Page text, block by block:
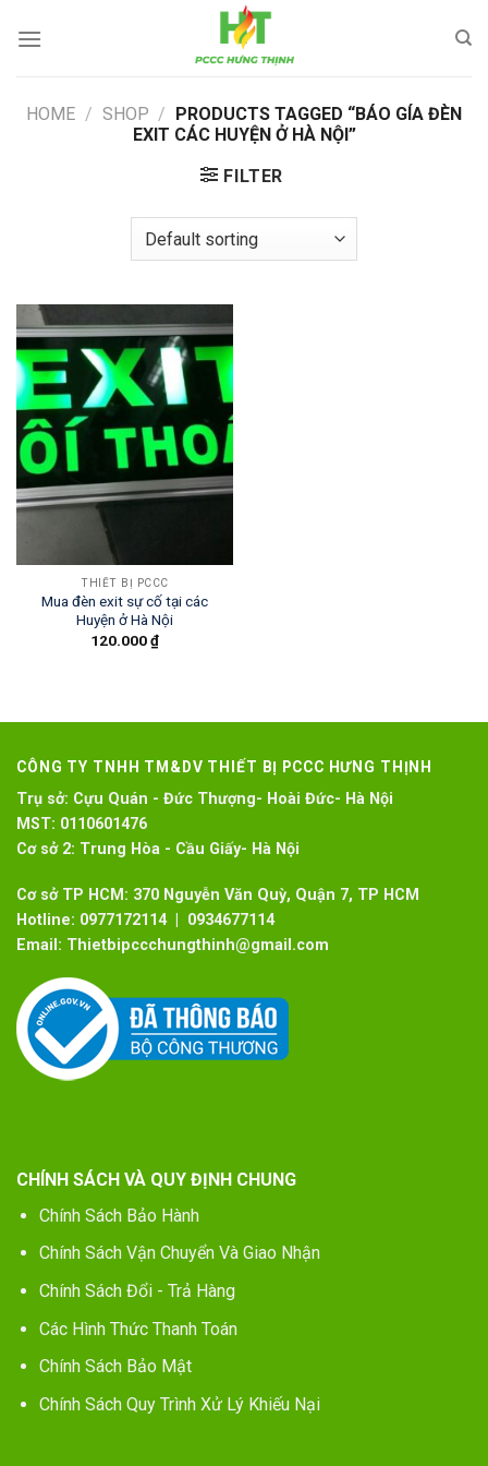
HOME / SHOP / PRODUCTS TAGGED “BÁO GÍA ĐÈN
EXIT CÁC HUYỆN Ở HÀ NỘI”
FILTER
THIẾT BỊ PCCC
Mua đèn exit sự cố tại các
Huyện ở Hà Nội
120.000₫
CÔNG TY TNHH TM&DV THIẾT BỊ PCCC HƯNG THỊNH
Trụ sở: Cựu Quán - Đức Thượng- Hoài Đức- Hà Nội
MST: 0110601476
Cơ sở 2: Trung Hòa - Cầu Giấy- Hà Nội
Cơ sở TP HCM: 370 Nguyễn Văn Quỳ, Quận 7, TP HCM
Hotline: 0977172114 | 0934677114
Email: Thietbipccchungthinh@gmail.com
CHÍNH SÁCH VÀ QUY ĐỊNH CHUNG
Chính Sách Bảo Hành
Chính Sách Vận Chuyển Và Giao Nhận
Chính Sách Đổi - Trả Hàng
Các Hình Thức Thanh Toán
Chính Sách Bảo Mật
Chính Sách Quy Trình Xử Lý Khiếu Nại